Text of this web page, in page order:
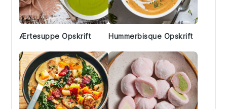
Ærtesuppe Opskrift Hummerbisque Opskrift